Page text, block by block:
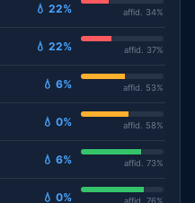
💧 22% affid. 34%
💧 22% affid. 37%
💧 6% affid. 53%
💧 0% affid. 58%
💧 6% affid. 73%
💧 0% affid. 76%